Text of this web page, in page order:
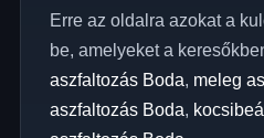
Erre az oldalra azokat a
be, amelyeket a
aszfaltozás Boda, meleg
aszfaltozás Boda,